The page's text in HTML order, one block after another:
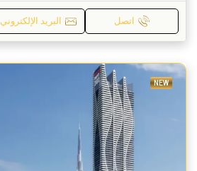
اتصل البريد الإلكتروني
NEW